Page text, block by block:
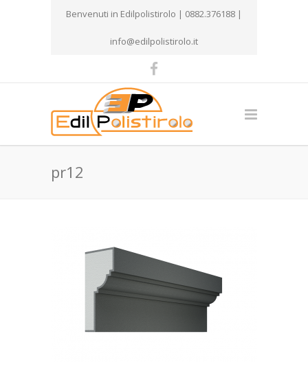
Benvenuti in Edilpolistirolo | 0882.376188 |
info@edilpolistirolo.it
pr12